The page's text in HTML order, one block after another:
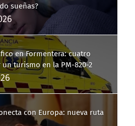
sueñas?
en Formentera: cuatro
turismo en la PM-820-2
con Europa: nueva ruta